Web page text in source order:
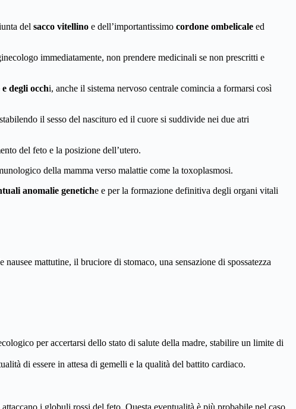
del sacco vitellino e dell’importantissimo cordone ombelicale ed
immediatamente, non prendere medicinali se non prescritti e
degli occhi, anche il sistema nervoso centrale comincia a formarsi così
il sesso del nascituro ed il cuore si suddivide nei due atri
del feto e la posizione dell’utero.
della mamma verso malattie come la toxoplasmosi.
anomalie genetiche e per la formazione definitiva degli organi vitali
mattutine, il bruciore di stomaco, una sensazione di spossatezza
per accertarsi dello stato di salute della madre, stabilire un limite di
di essere in attesa di gemelli e la qualità del battito cardiaco.